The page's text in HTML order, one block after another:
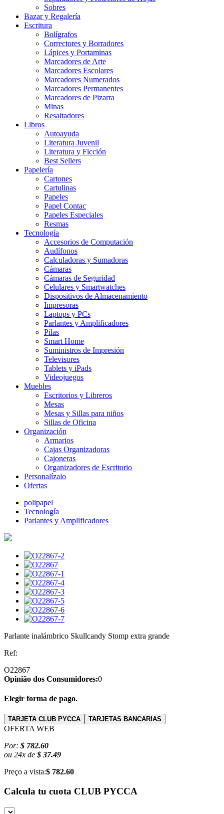
Sobres
Bazar y Regalería
Escritura
Bolígrafos
Correctores y Borradores
Lápices y Portaminas
Marcadores de Arte
Marcadores Escolares
Marcadores Numerados
Marcadores Permanentes
Marcadores de Pizarra
Minas
Resaltadores
Libros
Autoayuda
Literatura Juvenil
Literatura y Ficción
Best Sellers
Papelería
Cartones
Cartulinas
Papeles
Papel Contac
Papeles Especiales
Resmas
Tecnología
Accesorios de Computación
Audífonos
Calculadoras y Sumadoras
Cámaras
Cámaras de Seguridad
Celulares y Smartwatches
Dispositivos de Almacenamiento
Impresoras
Laptops y PCs
Parlantes y Amplificadores
Pilas
Smart Home
Suministros de Impresión
Televisores
Tablets y iPads
Videojuegos
Muebles
Escritorios y Libreros
Mesas
Mesas y Sillas para niños
Sillas de Oficina
Organización
Armarios
Cajas Organizadoras
Cajoneras
Organizadores de Escritorio
Personalízalo
Ofertas
polipapel
Tecnología
Parlantes y Amplificadores
Parlante inalámbrico Skullcandy Stomp extra grande
Ref:
O22867
Opinião dos Consumidores:0
Elegir forma de pago.
TARJETA CLUB PYCCA TARJETAS BANCARIAS
OFERTA WEB
Por: $ 782.60
ou 24x de $ 37.49
Preço a vista:$ 782.60
Calcula tu cuota CLUB PYCCA